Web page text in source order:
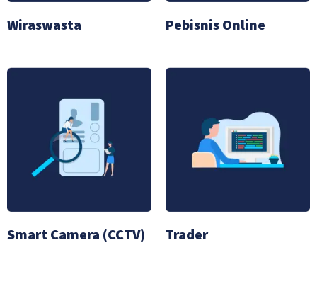
Wiraswasta Pebisnis Online
Smart Camera (CCTV) Trader